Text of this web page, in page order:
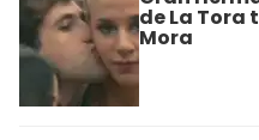
de La Tora
Mora